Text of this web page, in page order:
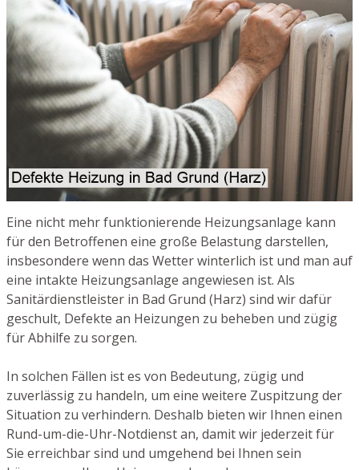
Eine nicht mehr funktionierende Heizungsanlage kann
für den Betroffenen eine große Belastung darstellen,
insbesondere wenn das Wetter winterlich ist und man auf
eine intakte Heizungsanlage angewiesen ist. Als
Sanitärdienstleister in Bad Grund (Harz) sind wir dafür
geschult, Defekte an Heizungen zu beheben und zügig
für Abhilfe zu sorgen.
In solchen Fällen ist es von Bedeutung, zügig und
zuverlässig zu handeln, um eine weitere Zuspitzung der
Situation zu verhindern. Deshalb bieten wir Ihnen einen
Rund-um-die-Uhr-Notdienst an, damit wir jederzeit für
Sie erreichbar sind und umgehend bei Ihnen sein